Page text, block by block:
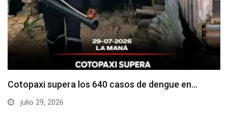
Cotopaxi supera los 640 casos de dengue en…
julio 29, 2026